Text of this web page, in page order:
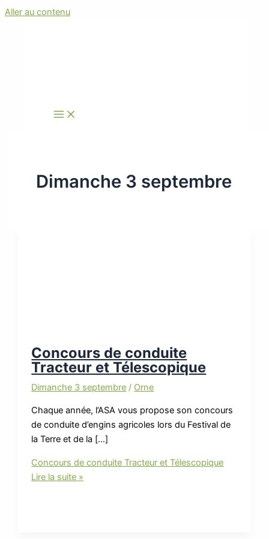
Aller au contenu
Dimanche 3 septembre
Concours de conduite
Tracteur et Télescopique
Dimanche 3 septembre / Orne
Chaque année, l’ASA vous propose son concours
de conduite d’engins agricoles lors du Festival de
la Terre et de la […]
Concours de conduite Tracteur et Télescopique
Lire la suite »